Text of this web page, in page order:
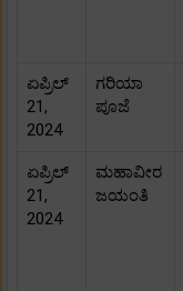
ಏಪ್ರಿಲ್
21,
2024
ಗರಿಯಾ
ಪೂಜೆ
ಏಪ್ರಿಲ್
21,
2024
ಮಹಾವೀರ
ಜಯಂತಿ